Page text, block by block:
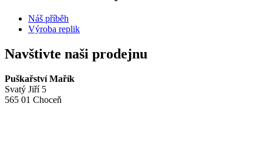
Náš příběh
Výroba replik
Navštivte naši prodejnu
Puškařství Mařík
Svatý Jiří 5
565 01 Choceň